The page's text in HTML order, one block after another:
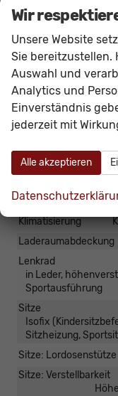
Android Auto
kompatible
oder Apple
möglich.
Armlehnen
Innenraumfilter
Klimatisierung
Laderaumabdeckung
Lenkrad
in Leder,
Sportausführung
Sitze
Isofix
Sitzheizung,
Sitze: Lordosenstütze
Sitze: Verstellbarkeit
Wir
Unsere Website
Sie bereitzustellen.
Auswahl und
Analytics und
Einverständnis
jederzeit mit
Alle akzeptieren